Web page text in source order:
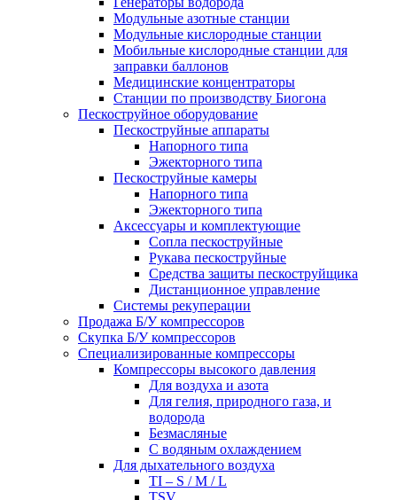
Модульные азотные станции
Модульные кислородные станции
Мобильные кислородные станции для
заправки баллонов
Медицинские концентраторы
Станции по производству Биогона
Пескоструйное оборудование
Пескоструйные аппараты
Напорного типа
Эжекторного типа
Пескоструйные камеры
Напорного типа
Эжекторного типа
Аксессуары и комплектующие
Сопла пескоструйные
Рукава пескоструйные
Средства защиты пескоструйщика
Дистанционное управление
Системы рекуперации
Продажа Б/У компрессоров
Скупка Б/У компрессоров
Специализированные компрессоры
Компрессоры высокого давления
Для воздуха и азота
Для гелия, природного газа, и
водорода
Безмасляные
С водяным охлаждением
Для дыхательного воздуха
TI – S / M / L
TSV